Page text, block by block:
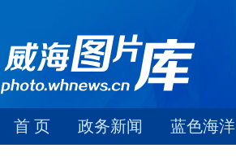
首 页 政务新闻 蓝色海洋